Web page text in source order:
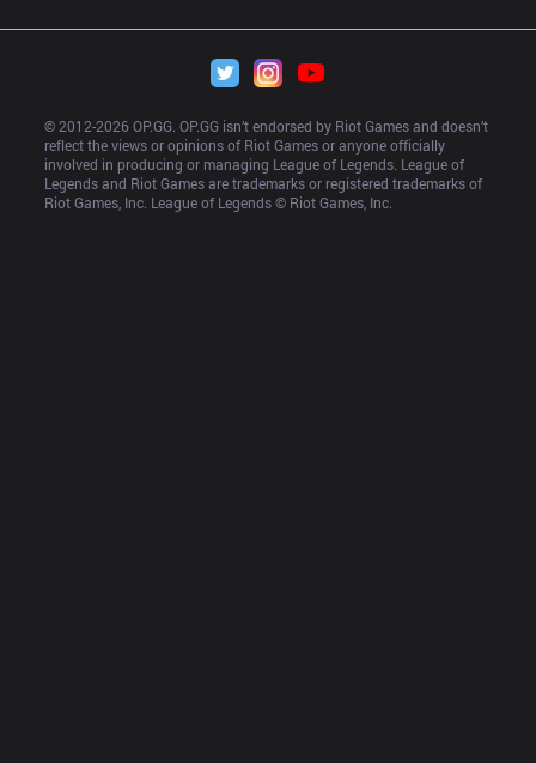
© 2012-2026 OP.GG. OP.GG isn’t endorsed by Riot Games and doesn’t
reflect the views or opinions of Riot Games or anyone officially
involved in producing or managing League of Legends. League of
Legends and Riot Games are trademarks or registered trademarks of
Riot Games, Inc. League of Legends © Riot Games, Inc.